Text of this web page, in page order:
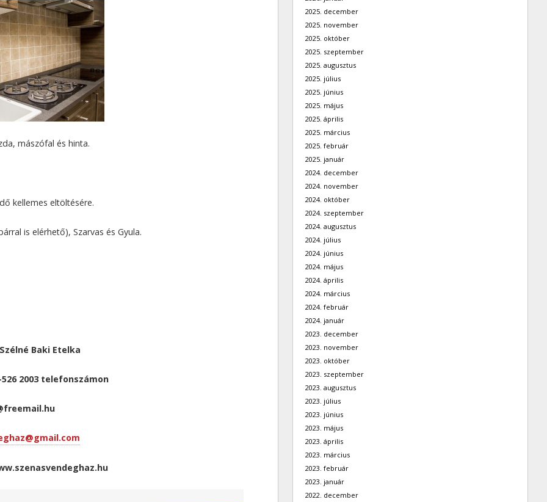
mászófal és hinta.
kellemes eltöltésére.
is elérhető), Szarvas és Gyula.
Baki Etelka
2003 telefonszámon
2025. december
2025. november
2025. október
2025. szeptember
2025. augusztus
2025. július
2025. június
2025. május
2025. április
2025. március
2025. február
2025. január
2024. december
2024. november
2024. október
2024. szeptember
2024. augusztus
2024. július
2024. június
2024. május
2024. április
2024. március
2024. február
2024. január
2023. december
2023. november
2023. október
2023. szeptember
2023. augusztus
2023. július
2023. június
2023. május
2023. április
2023. március
2023. február
2023. január
2022. december